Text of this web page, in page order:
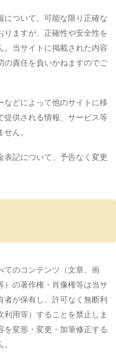
について、可能な限り正確な
ますが、正確性や安全性を
当サイトに掲載された内容
の責任を負いかねますのでご
などによって他のサイトに移
提供される情報、サービス等
ん。
表記について、予告なく変更
てのコンテンツ（文章、画
の著作権・肖像権等は当サ
者が保有し、許可なく無断利
用等）することを禁止しま
変形・変更・加筆修正する